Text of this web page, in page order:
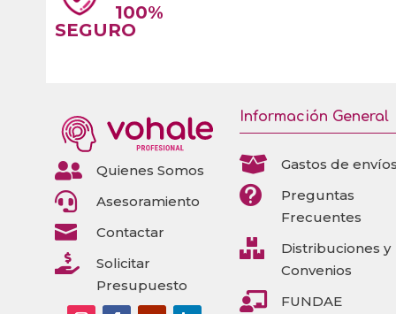
100%
SEGURO
 Quienes Somos
 Asesoramiento
 Contactar

Solicitar
Presupuesto
Información General
 Gastos de

Preguntas
Frecuentes

Distribuciones y
Convenios
 FUNDAE